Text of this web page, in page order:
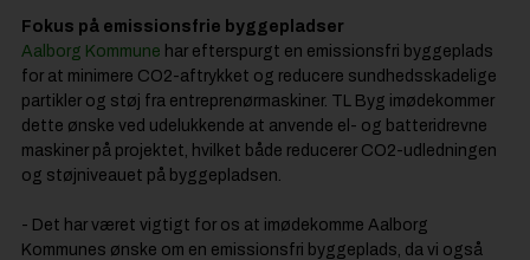
Fokus på emissionsfrie byggepladser
Aalborg Kommune har efterspurgt en emissionsfri byggeplads
for at minimere CO2-aftrykket og reducere sundhedsskadelige
partikler og støj fra entreprenørmaskiner. TL Byg imødekommer
dette ønske ved udelukkende at anvende el- og batteridrevne
maskiner på projektet, hvilket både reducerer CO2-udledningen
og støjniveauet på byggepladsen.
- Det har været vigtigt for os at imødekomme Aalborg
Kommunes ønske om en emissionsfri byggeplads, da vi også